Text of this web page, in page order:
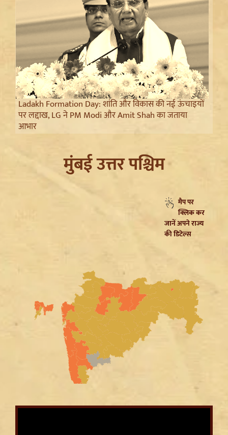
Ladakh Formation Day: शांति और विकास की नई ऊंचाइयों
पर लद्दाख, LG ने PM Modi और Amit Shah का जताया
आभार
Trisha Krishnan पर टिप्पणी मामले में Udhayanidhi Stalin
Arrest, जानें चेन्नई पुलिस ने कौन सी धाराएं लगाईं
मुंबई उत्तर पश्चिम
मैप पर
क्लिक कर
जानें अपने राज्य
की डिटेल्स